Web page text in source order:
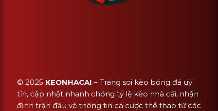
© 2025 KEONHACAI – Trang soi kèo bóng đá uy
tín, cập nhật nhanh chóng tỷ lệ kèo nhà cái, nhận
định trận đấu và thông tin cá cược thể thao từ các